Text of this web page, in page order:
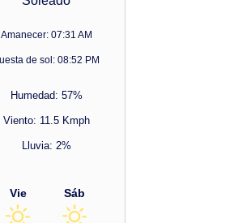
Amanecer: 07:31 AM
de sol: 08:52 PM
Humedad: 57%
Viento: 11.5 Kmph
Lluvia: 2%
Vie Sáb